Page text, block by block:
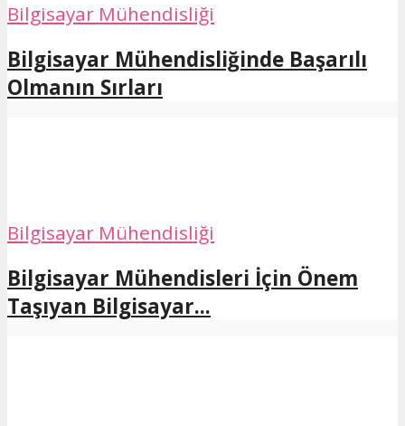
Bilgisayar Mühendisliği
Bilgisayar Mühendisliğinde Başarılı
Olmanın Sırları
Bilgisayar Mühendisliği
Bilgisayar Mühendisleri İçin Önem
Taşıyan Bilgisayar...